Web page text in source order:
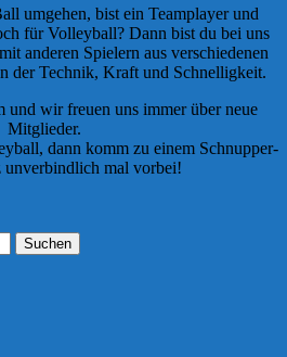
umgehen, bist ein Teamplayer und
für Volleyball? Dann bist du bei uns
anderen Spielern aus verschiedenen
der Technik, Kraft und Schnelligkeit.
und wir freuen uns immer über neue
Mitglieder.
dann komm zu einem Schnupper-
unverbindlich mal vorbei!